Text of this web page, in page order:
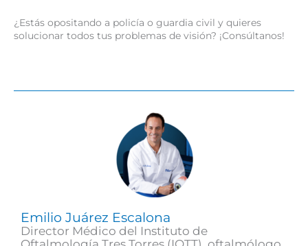
¿Estás opositando a policía o guardia civil y quieres
solucionar todos tus problemas de visión? ¡Consúltanos!
Emilio Juárez Escalona
Director Médico del Instituto de